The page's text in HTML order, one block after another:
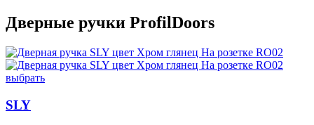
Дверные ручки ProfilDoors
выбрать
SLY